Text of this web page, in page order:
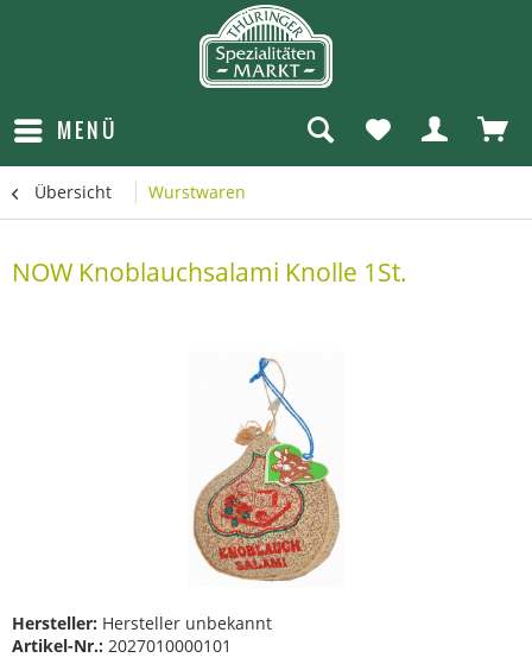
MENÜ
Übersicht Wurstwaren
NOW Knoblauchsalami Knolle 1St.
Hersteller: Hersteller unbekannt
Artikel-Nr.: 2027010000101